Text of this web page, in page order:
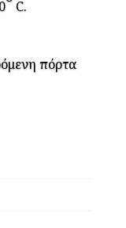
C.
πόρτα